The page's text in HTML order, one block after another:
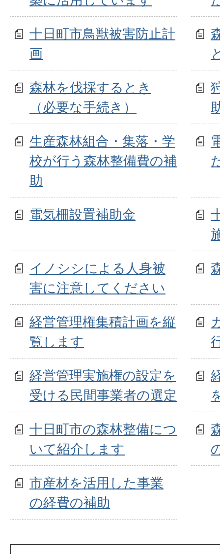
十日町市鳥獣被害防止計
画
森林を伐採するとき
（必要な手続き）
生産森林組合・集落・学
校が行う森林整備費の補
助
電気柵設置補助金
イノシシによる人身被
害に注意してください
経営管理権集積計画を縦
覧します
経営管理実施権の設定を
受ける民間事業者の選定
十日町市の森林整備につ
いて紹介します
市産材を活用した事業
の経費の補助